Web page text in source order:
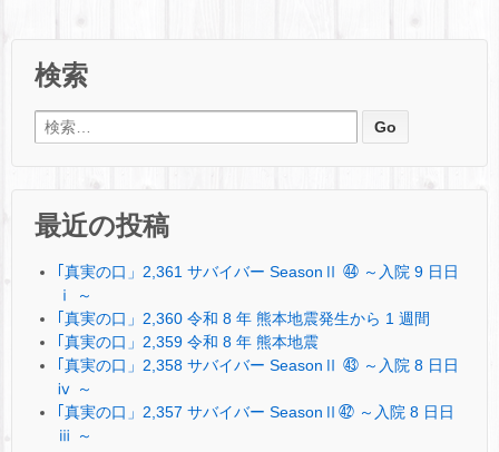
検索
検索:
最近の投稿
｢真実の口」2,361 サバイバー SeasonⅡ ㊹ ～入院 9 日日
ⅰ ～
｢真実の口」2,360 令和 8 年 熊本地震発生から 1 週間
｢真実の口」2,359 令和 8 年 熊本地震
｢真実の口」2,358 サバイバー SeasonⅡ ㊸ ～入院 8 日日
ⅳ ～
｢真実の口」2,357 サバイバー SeasonⅡ㊷ ～入院 8 日日
ⅲ ～